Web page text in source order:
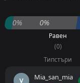
1.40 Двата
Гост/
Байерн Мюнхен
Германия, а за
0% 0%
Равен
(0)
Типстъри
Mia_san_mia